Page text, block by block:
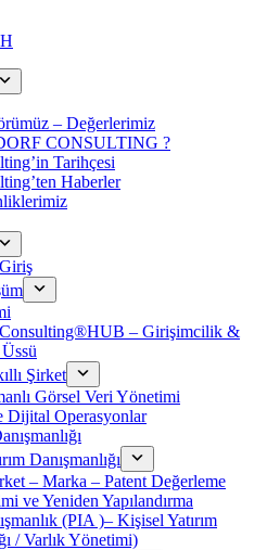
– Değerlerimiz
CONSULTING ?
Tarihçesi
Haberler
– Girişimcilik &
Şirket
Görsel Veri Yönetimi
Dijital Operasyonlar
Danışmanlığı
– Marka – Patent Değerleme
ve Yeniden Yapılandırma
(PIA )– Kişisel Yatırım
/ Varlık Yönetimi)